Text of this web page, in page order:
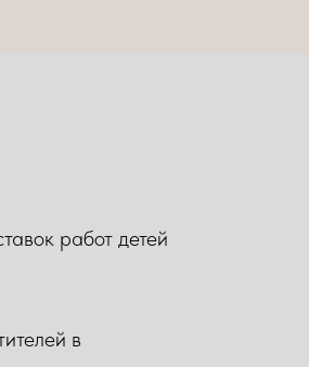
работ детей
в